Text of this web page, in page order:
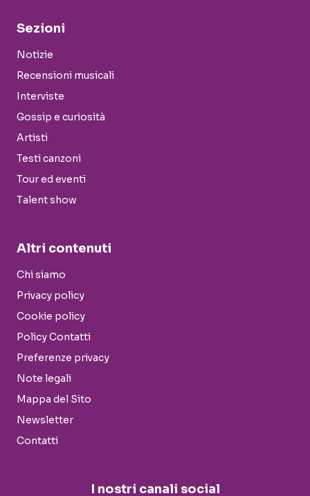
Sezioni
Notizie
Recensioni musicali
Interviste
Gossip e curiosità
Artisti
Testi canzoni
Tour ed eventi
Talent show
Altri contenuti
Chi siamo
Privacy policy
Cookie policy
Policy Contatti
Preferenze privacy
Note legali
Mappa del Sito
Newsletter
Contatti
I nostri canali social